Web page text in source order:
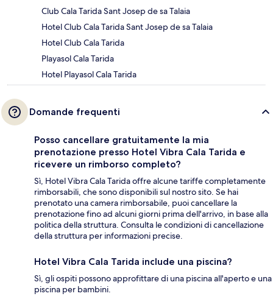
Club Cala Tarida Sant Josep de sa Talaia
Hotel Club Cala Tarida Sant Josep de sa Talaia
Hotel Club Cala Tarida
Playasol Cala Tarida
Hotel Playasol Cala Tarida
Domande frequenti
Posso cancellare gratuitamente la mia
prenotazione presso Hotel Vibra Cala Tarida e
ricevere un rimborso completo?
Sì, Hotel Vibra Cala Tarida offre alcune tariffe completamente
rimborsabili, che sono disponibili sul nostro sito. Se hai
prenotato una camera rimborsabile, puoi cancellare la
prenotazione fino ad alcuni giorni prima dell'arrivo, in base alla
politica della struttura. Consulta le condizioni di cancellazione
della struttura per informazioni precise.
Hotel Vibra Cala Tarida include una piscina?
Sì, gli ospiti possono approfittare di una piscina all'aperto e una
piscina per bambini.